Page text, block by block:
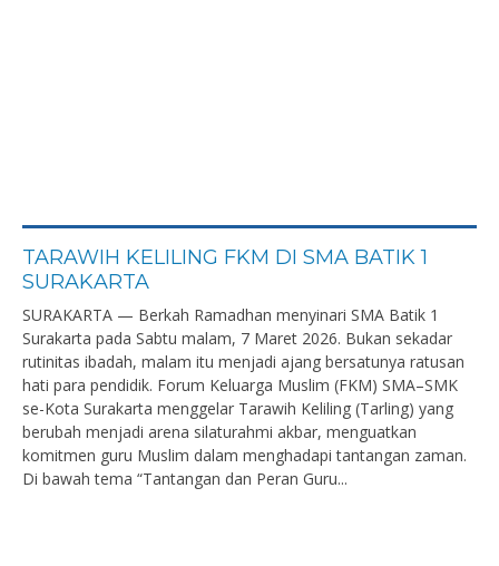
TARAWIH KELILING FKM DI SMA BATIK 1
SURAKARTA
SURAKARTA — Berkah Ramadhan menyinari SMA Batik 1
Surakarta pada Sabtu malam, 7 Maret 2026. Bukan sekadar
rutinitas ibadah, malam itu menjadi ajang bersatunya ratusan
hati para pendidik. Forum Keluarga Muslim (FKM) SMA–SMK
se-Kota Surakarta menggelar Tarawih Keliling (Tarling) yang
berubah menjadi arena silaturahmi akbar, menguatkan
komitmen guru Muslim dalam menghadapi tantangan zaman.
Di bawah tema “Tantangan dan Peran Guru...